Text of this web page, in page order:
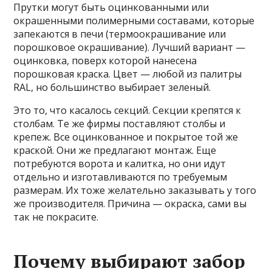
Прутки могут быть оцинкованными или
окрашенными полимерными составами, которые
запекаются в печи (термоокрашивание или
порошковое окрашивание). Лучший вариант —
оцинковка, поверх которой нанесена
порошковая краска. Цвет — любой из палитры
RAL, но большинство выбирает зеленый.
Это то, что касалось секций. Секции крепятся к
столбам. Те же фирмы поставляют столбы и
крепеж. Все оцинкованное и покрытое той же
краской. Они же предлагают монтаж. Еще
потребуются ворота и калитка, но они идут
отдельно и изготавливаются по требуемым
размерам. Их тоже желательно заказывать у того
же производителя. Причина — окраска, сами вы
так не покрасите.
Почему выбирают забор